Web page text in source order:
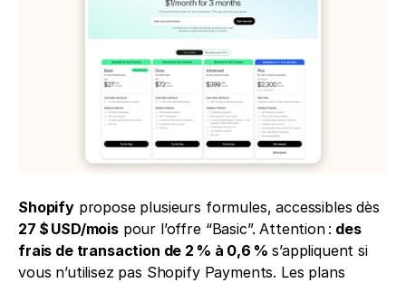
Shopify
27 $ USD/mois pour l’offre “Basic”. Attention : des
frais de transaction de 2 % à 0,6 % s’appliquent si
vous n’utilisez pas Shopify Payments. Les plans